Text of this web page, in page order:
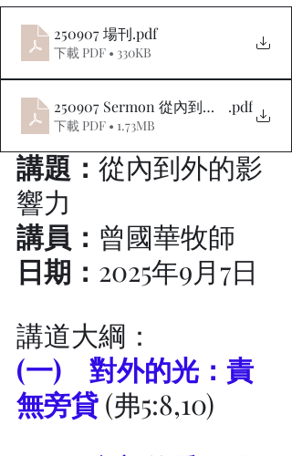
250907 場刊.pdf
下載 PDF • 330KB
250907 Sermon 從內到外的影響力
.pdf
下載 PDF • 1.73MB
講題： 從內到外的影
響力
講員： 曾國華牧師
日期： 2025年9月7日
講道大綱：
(一) 	對外的光：責
無旁貸 (弗5:8,10)